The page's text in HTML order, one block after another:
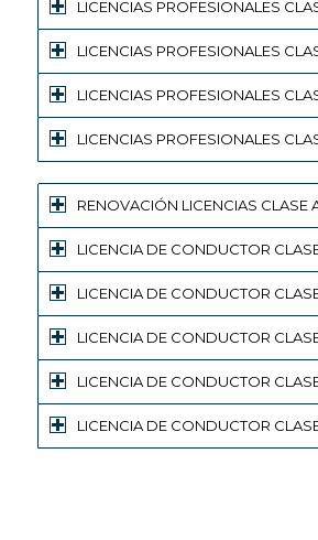
LICENCIAS PROFESIONALES
LICENCIAS PROFESIONALES
LICENCIAS PROFESIONALES
LICENCIAS PROFESIONALES
RENOVACIÓN LICENCIAS CLASE
LICENCIA DE CONDUCTOR
LICENCIA DE CONDUCTOR
LICENCIA DE CONDUCTOR
LICENCIA DE CONDUCTOR
LICENCIA DE CONDUCTOR